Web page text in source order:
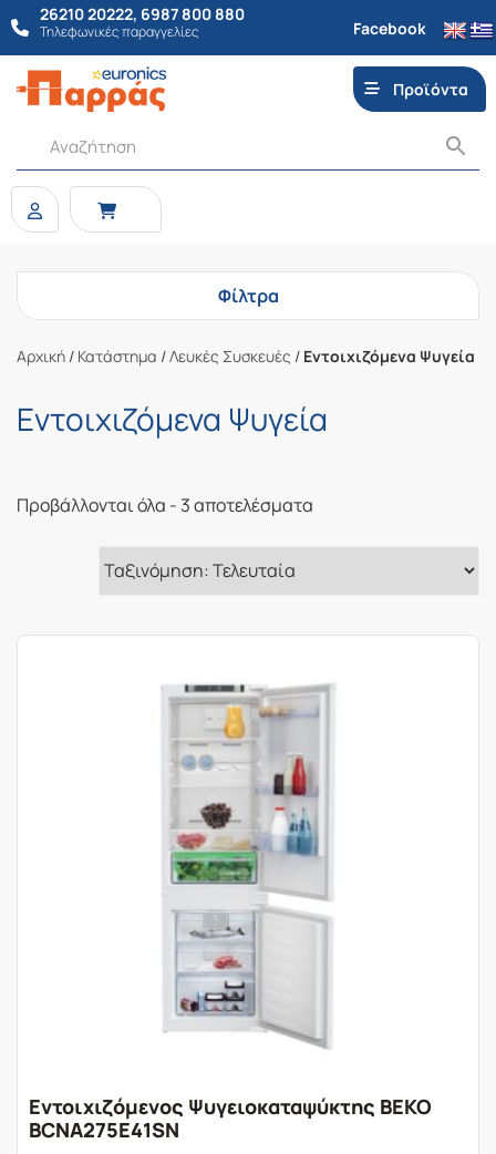
26210 20222, 6987 800 880
Τηλεφωνικές παραγγελίες Facebook
Προϊόντα
Φίλτρα
Αρχική / Κατάστημα /Λευκές Συσκευές / Εντοιχιζόμενα Ψυγεία
Εντοιχιζόμενα Ψυγεία
Προβάλλονται όλα - 3 αποτελέσματα
Εντοιχιζόμενος Ψυγειοκαταψύκτης BEKO
BCNA275E41SN